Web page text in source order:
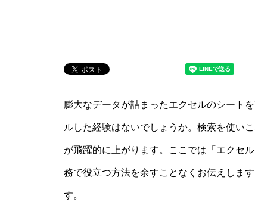
膨大なデータが詰まったエクセルのシート
ルした経験はないでしょうか。検索を使い
が飛躍的に上がります。ここでは「エクセ
務で役立つ方法を余すことなくお伝えしま
す。